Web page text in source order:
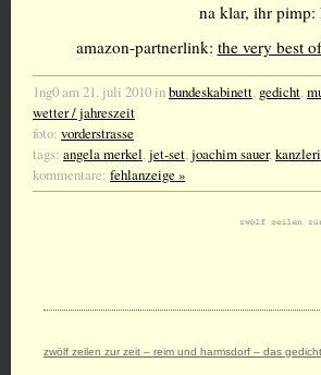
na klar, ihr pimp:
amazon-partnerlink: the very best
1ng0 am 21. juli 2010 inbundeskabinett, gedicht,
wetter / jahreszeit
foto: vorderstrasse
tags: angela merkel,jet-set,joachim sauer,
kommentare: fehlanzeige »
zwölf zeilen zur zeit – reim und harmsdorf – das